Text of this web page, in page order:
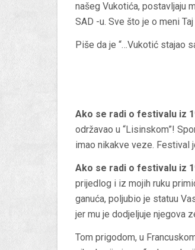
našeg Vukotića, postavljaju
SAD -u. Sve što je o meni
Piše da je “…Vukotić stajao
Ako se radi o festivalu iz
održavao u “Lisinskom”!
imao nikakve veze. Festival
Ako se radi o festivalu iz
prijedlog i iz mojih ruku
ganuća, poljubio je statuu
jer mu je dodjeljuje njegova
Tom prigodom, u